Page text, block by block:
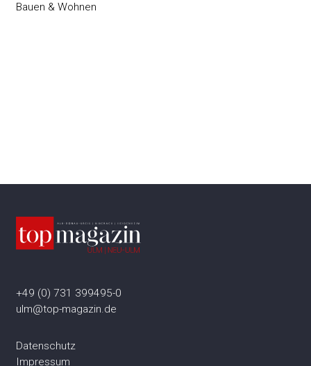
Bauen & Wohnen
+49 (0) 731 399495-0
ulm@top-magazin.de
Datenschutz
Impressum